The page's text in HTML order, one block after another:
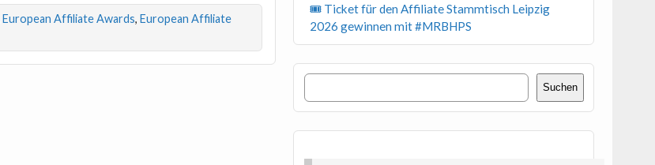
European Affiliate Awards, European Affiliate
🎟 Ticket für den Affiliate Stammtisch Leipzig
2026 gewinnen mit #MRBHPS
Suchen
Suchen